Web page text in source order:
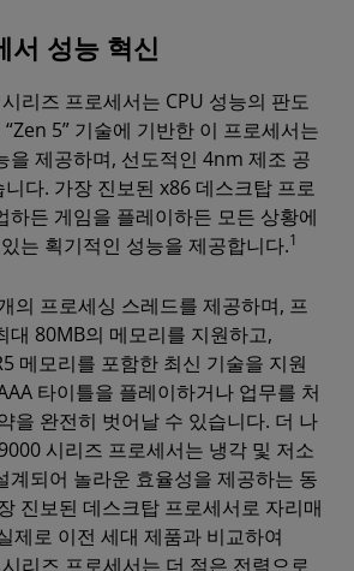
서 성능 혁신
리즈 프로세서는 CPU 성능의 판도
5” 기술에 기반한 이 프로세서는
을 제공하며, 선도적인 4nm 제조 공
다. 가장 진보된 x86 데스크탑 프로
하든 게임을 플레이하든 모든 상황에
는 획기적인 성능을 제공합니다.1
의 프로세싱 스레드를 제공하며, 프
대 80MB의 메모리를 지원하고,
메모리를 포함한 최신 기술을 지원
타이틀을 플레이하거나 업무를 처
을 완전히 벗어날 수 있습니다. 더 나
시리즈 프로세서는 냉각 및 저소
계되어 놀라운 효율성을 제공하는 동
진보된 데스크탑 프로세서로 자리매
제로 이전 세대 제품과 비교하여
리즈 프로세서는 더 적은 전력으로